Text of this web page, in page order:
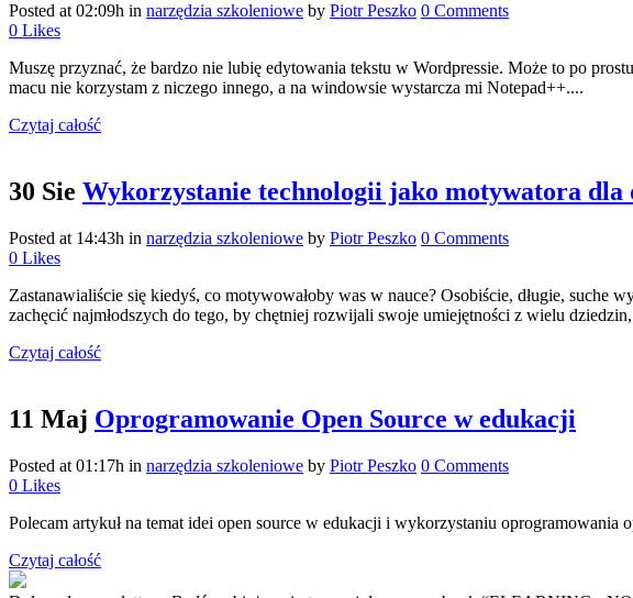
Posted at 02:09h in narzędzia szkoleniowe by Piotr Peszko 0 Comments
0 Likes
Muszę przyznać, że bardzo nie lubię edytowania tekstu w Wordpressie. Może to po
macu nie korzystam z niczego innego, a na windowsie wystarcza mi Notepad++....
Czytaj całość
30 Sie Wykorzystanie technologii jako motywatora dla
Posted at 14:43h in narzędzia szkoleniowe by Piotr Peszko 0 Comments
0 Likes
Zastanawialiście się kiedyś, co motywowałoby was w nauce? Osobiście, długie, suche
zachęcić najmłodszych do tego, by chętniej rozwijali swoje umiejętności z wielu
Czytaj całość
11 Maj Oprogramowanie Open Source w edukacji
Posted at 01:17h in narzędzia szkoleniowe by Piotr Peszko 0 Comments
0 Likes
Polecam artykuł na temat idei open source w edukacji i wykorzystaniu oprogramowania
Czytaj całość